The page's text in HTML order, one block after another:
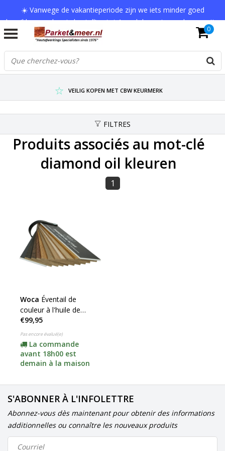
☀️ Vanwege de vakantieperiode zijn we iets minder goed
bereikbaar en kan je bestelling tot 1 werkdag extra onderweg zijn.
Bedankt voor je begrip!
VERZENDKOSTEN € 7,95 (GRATIS VA €75,-)
SCHERPSTE PRIJZEN TOT WEL 75% KORTING !
VEILIG KOPEN MET CBW KEURMERK
0
FILTRES
Produits associés au mot-clé
diamond oil kleuren
1
Woca Éventail de
couleur à l'huile de
diamant
€99,95
Pas encore évalué(e)
La commande
avant 18h00 est
demain à la maison
S'ABONNER À L'INFOLETTRE
Abonnez-vous dès maintenant pour obtenir des informations
additionnelles ou connaître les nouveaux produits